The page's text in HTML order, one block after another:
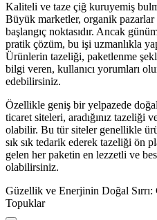
Kaliteli ve taze çiğ kuruyemiş
Büyük marketler, organik
başlangıç noktasıdır. Ancak
pratik çözüm, bu işi uzmanlıkla
Ürünlerin tazeliği, paketlenme
bilgi veren, kullanıcı yorumları
edebilirsiniz.
Özellikle geniş bir yelpazede
ticaret siteleri, aradığınız tazeliği
olabilir. Bu tür siteler genellikle
sık sık tedarik ederek tazeliği ön
gelen her paketin en lezzetli ve
olabilirsiniz.
Güzellik ve Enerjinin Doğal
Topuklar